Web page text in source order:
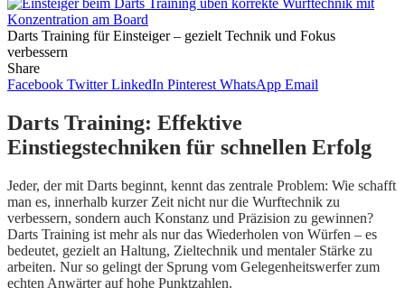
Darts Training für Einsteiger – gezielt Technik und Fokus
verbessern
Share
Facebook Twitter LinkedIn Pinterest WhatsApp Email
Darts Training: Effektive
Einstiegstechniken für schnellen Erfolg
Jeder, der mit Darts beginnt, kennt das zentrale Problem: Wie schafft
man es, innerhalb kurzer Zeit nicht nur die Wurftechnik zu
verbessern, sondern auch Konstanz und Präzision zu gewinnen?
Darts Training ist mehr als nur das Wiederholen von Würfen – es
bedeutet, gezielt an Haltung, Zieltechnik und mentaler Stärke zu
arbeiten. Nur so gelingt der Sprung vom Gelegenheitswerfer zum
echten Anwärter auf hohe Punktzahlen.